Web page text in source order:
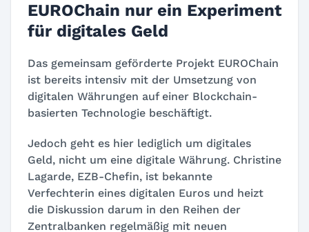
EUROChain nur ein Experiment
für digitales Geld
Das gemeinsam geförderte Projekt EUROChain
ist bereits intensiv mit der Umsetzung von
digitalen Währungen auf einer Blockchain-
basierten Technologie beschäftigt.
Jedoch geht es hier lediglich um digitales
Geld, nicht um eine digitale Währung. Christine
Lagarde, EZB-Chefin, ist bekannte
Verfechterin eines digitalen Euros und heizt
die Diskussion darum in den Reihen der
Zentralbanken regelmäßig mit neuen